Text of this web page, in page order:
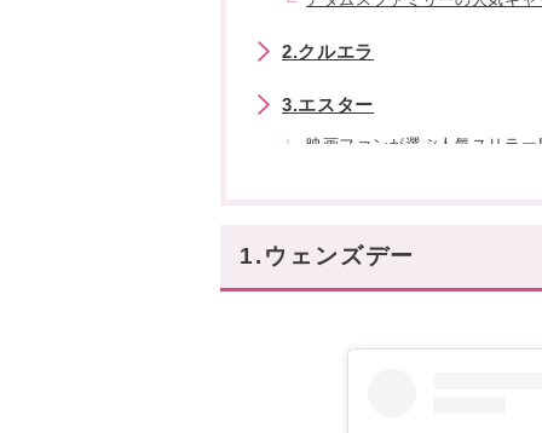
2.クルエラ
3.エスター
映画ファンが選ぶ人気スリラー
5.グランド・ウィッチ
1.ウェンズデー